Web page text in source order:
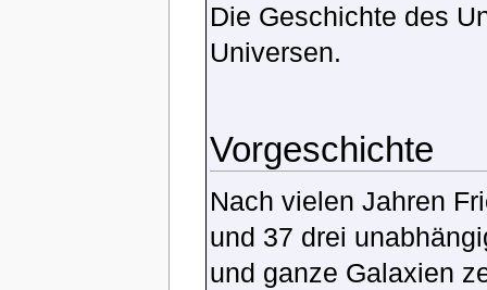
Die Geschichte des
Universen.
Vorgeschichte
Nach vielen Jahren
und 37 drei
und ganze Galaxien